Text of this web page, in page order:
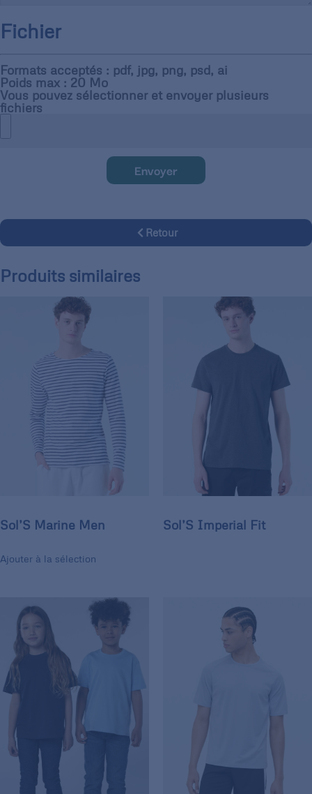
Fichier
Formats acceptés : pdf, jpg, png, psd, ai
Poids max : 20 Mo
Vous pouvez sélectionner et envoyer plusieurs
fichiers
Envoyer
Retour
Produits similaires
Sol’S Marine Men
Ajouter à la sélection
Sol’S Imperial Fit